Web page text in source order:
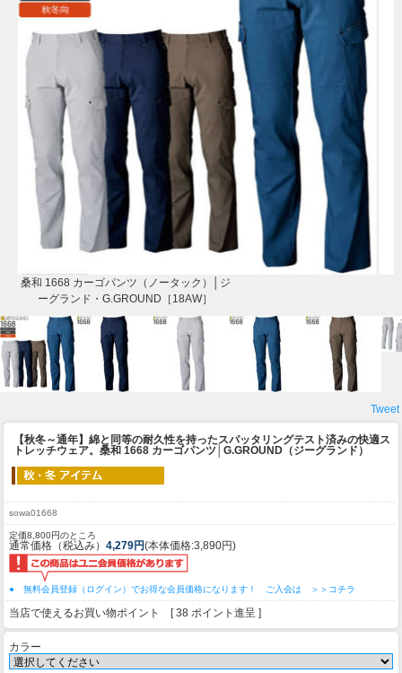
桑和 1668 カーゴパンツ（ノータック）│ジ
ーグランド・G.GROUND［18AW］
Tweet
【秋冬～通年】綿と同等の耐久性を持ったスパッタリングテスト済みの快適ス
トレッチウェア。 桑和 1668 カーゴパンツ│G.GROUND（ジーグランド）
sowa01668
定価8,800円のところ
通常価格（税込み） 4,279円(本体価格:3,890円)
● 無料会員登録（ログイン）でお得な会員価格になります！ ご入会は ＞＞コチラ
当店で使えるお買い物ポイント [ 38 ポイント進呈 ]
カラー